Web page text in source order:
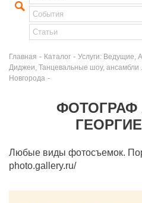
Главная - Каталог - Услуги: Ведущие,
Диджеи, Танцевальные шоу, ансамбли ...
Новгорода -
ФОТОГРАФ
Любые виды фотосъемок.
photo.gallery.ru/